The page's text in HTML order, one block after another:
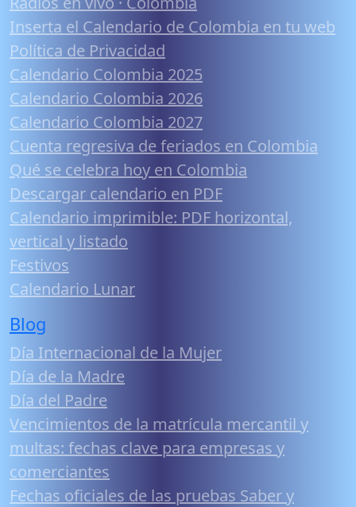
Inserta el Calendario de Colombia en tu web
Política de Privacidad
Calendario Colombia 2025
Calendario Colombia 2026
Calendario Colombia 2027
Cuenta regresiva de feriados en Colombia
Qué se celebra hoy en Colombia
Descargar calendario en PDF
Calendario imprimible: PDF horizontal,
vertical y listado
Festivos
Calendario Lunar
Blog
Día Internacional de la Mujer
Día de la Madre
Día del Padre
Vencimientos de la matrícula mercantil y
multas: fechas clave para empresas y
comerciantes
Fechas oficiales de las pruebas Saber y